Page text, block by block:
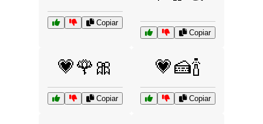
Copiar
Copiar
💗🌹🎀
Copiar
💗🍰🍾
Copiar